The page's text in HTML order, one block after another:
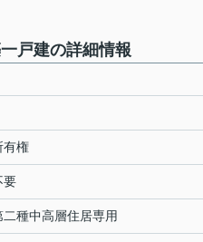
戸建の詳細情報
有権
要
二種中高層住居専用